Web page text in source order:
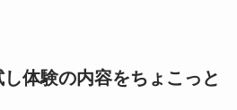
体験の内容をちょこっと